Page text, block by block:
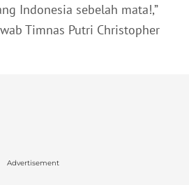
Indonesia sebelah mata!,”
Timnas Putri Christopher
Advertisement